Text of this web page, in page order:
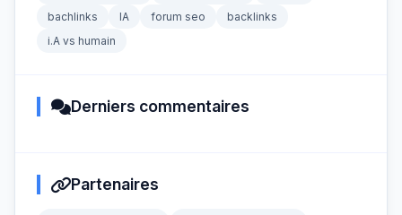
bachlinks
IA forum seo
backlinks
i.A vs humain
Derniers commentaires
Partenaires